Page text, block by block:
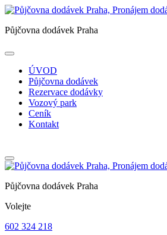
Půjčovna dodávek Praha
ÚVOD
Půjčovna dodávek
Rezervace dodávky
Vozový park
Ceník
Kontakt
Půjčovna dodávek Praha
Volejte
602 324 218